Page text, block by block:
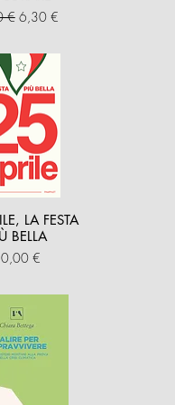
regolare
€ Prezzo scontato
6,30 €
LA FESTA
BELLA
€